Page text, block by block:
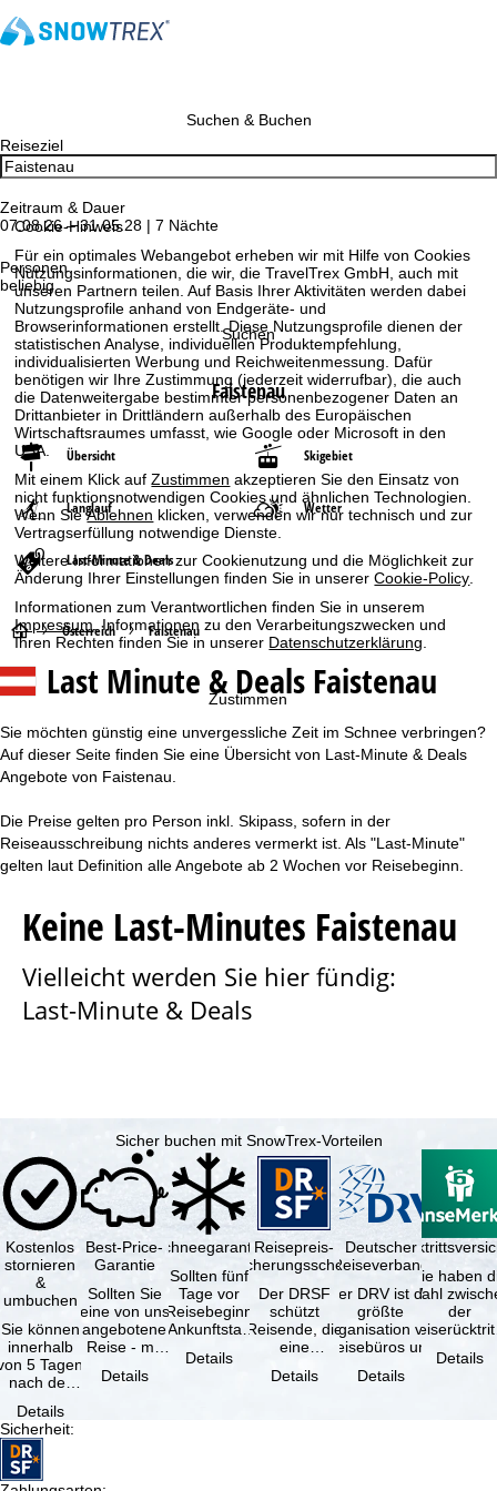
Cookie-Hinweis
Für ein optimales Webangebot erheben wir mit Hilfe von Cookies
Nutzungsinformationen, die wir, die TravelTrex GmbH, auch mit
unseren Partnern teilen. Auf Basis Ihrer Aktivitäten werden dabei
Nutzungsprofile anhand von Endgeräte- und
Browserinformationen erstellt. Diese Nutzungsprofile dienen der
statistischen Analyse, individuellen Produktempfehlung,
individualisierten Werbung und Reichweitenmessung. Dafür
benötigen wir Ihre Zustimmung (jederzeit widerrufbar), die auch
die Datenweitergabe bestimmter personenbezogener Daten an
Drittanbieter in Drittländern außerhalb des Europäischen
Wirtschaftsraumes umfasst, wie Google oder Microsoft in den
USA.
Mit einem Klick aufZustimmen akzeptieren Sie den Einsatz von
nicht funktionsnotwendigen Cookies und ähnlichen Technologien.
Wenn SieAblehnen klicken, verwenden wir nur technisch und zur
Vertragserfüllung notwendige Dienste.
Weitere Informationen zur Cookienutzung und die Möglichkeit zur
Änderung Ihrer Einstellungen finden Sie in unsererCookie-Policy
Informationen zum Verantwortlichen finden Sie in unserem
Impressum . Informationen zu den Verarbeitungszwecken und
Ihren Rechten finden Sie in unserer Datenschutzerklärung
Zustimmen
Suchen & Buchen
Reiseziel
Zeitraum & Dauer
07.08.26 – 31.05.28 | 7 Nächte
Personen
beliebig
Suchen
Faistenau
Übersicht Skigebiet
Langlauf Wetter
Last-Minute & Deals
S
t
r
Österreich Faistenau
Last Minute & Deals Faistenau
Sie möchten günstig eine unvergessliche Zeit im Schnee verbringen?
Auf dieser Seite finden Sie eine Übersicht von Last-Minute & Deals
Angebote von Faistenau.
Die Preise gelten pro Person inkl. Skipass, sofern in der
Reiseausschreibung nichts anderes vermerkt ist. Als "Last-Minute"
gelten laut Definition alle Angebote ab 2 Wochen vor Reisebeginn.
Keine Last-Minutes Faistenau
Vielleicht werden Sie hier fündig:
Last-Minute & Deals
Sicher buchen mit SnowTrex-Vorteilen
Kostenlos
stornieren
&
umbuchen
Sie können
innerhalb
5 Tagen
nach der
kostenfrei
…
Details
Best-Price-
Garantie
Sollten Sie
eine von uns
angebotene
Reise - mit
Leistung und
Details
Schneegarantie
Sollten fünf
Tage vor
Reisebeginn
(Ankunftstag)
Schneemangel
Details
Reisepreis-
Sicherungsschein
Der DRSF
schützt
Reisende, die
eine
oder
Details
Deutscher
Reiseverband
Der DRV ist die
größte
Organisation von
Reisebüros und
Reiseveranstaltern
in …
Details
Sie haben
Wahl
der
(inklusive
Details
Sicherheit: